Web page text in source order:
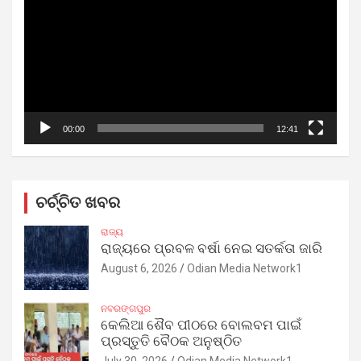
00:00 12:41
ଚର୍ଚ୍ଚିତ ଖବର
ରାଜ୍ୟ
ରାଜ୍ୟରେ ପ୍ରବଳ ବର୍ଷା ନେଇ ସତର୍କତା ଜାରି
August 6, 2026 Odian Media Network1
ନବରଙ୍ଗପୁର
କେଲିଆ ଶୈବ ପୀଠରେ ବୋଲବମ ପାଇଁ
ପ୍ରସ୍ତୁତି ବୈଠକ ଅନୁଷ୍ଠିତ